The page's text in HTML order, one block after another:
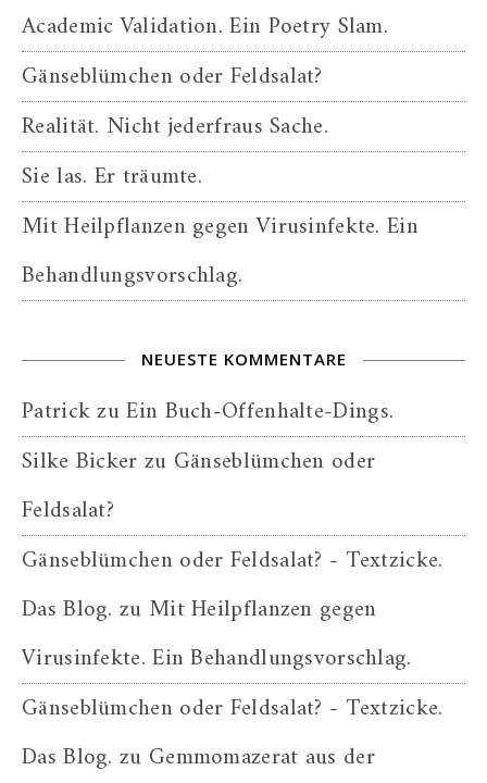
Academic Validation. Ein Poetry Slam.
Gänseblümchen oder Feldsalat?
Realität. Nicht jederfraus Sache.
Sie las. Er träumte.
Mit Heilpflanzen gegen Virusinfekte. Ein
Behandlungsvorschlag.
NEUESTE KOMMENTARE
PatrickzuEin Buch-Offenhalte-Dings.
Silke Bickerzu Gänseblümchen oder
Feldsalat?
Gänseblümchen oder Feldsalat? - Textzicke.
Das Blog. zu Mit Heilpflanzen gegen
Virusinfekte. Ein Behandlungsvorschlag.
Gänseblümchen oder Feldsalat? - Textzicke.
Das Blog. zu Gemmomazerat aus der